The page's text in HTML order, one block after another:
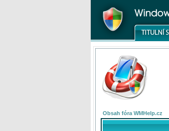
Obsah fóra WMHelp.cz